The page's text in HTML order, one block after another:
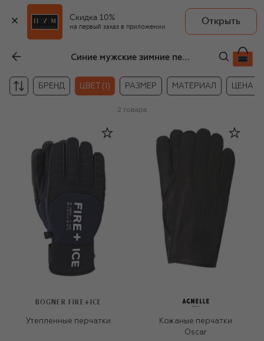
Скидка 10%
на первый заказ в приложении
Открыть
Синие мужские зимние перчатки
БРЕНД ЦВЕТ (1) РАЗМЕР МАТЕРИАЛ ЦЕНА
2 товара
BOGNER FIRE+ICE
Утепленные перчатки
Кожаные перчатки
Oscar